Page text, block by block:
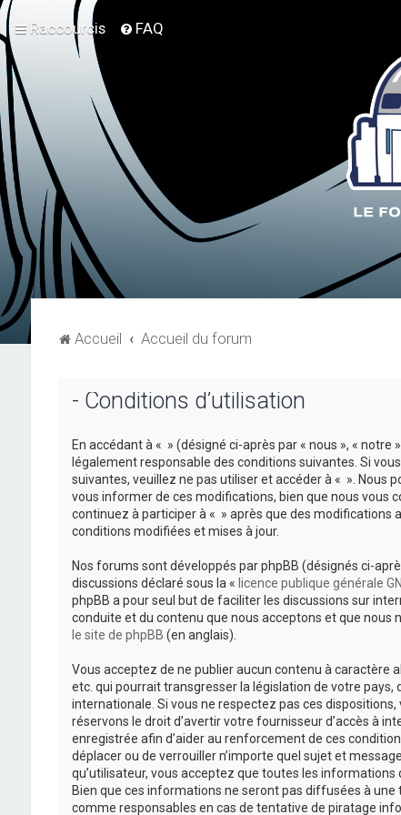
Raccourcis FAQ
Accueil Accueil du forum
- Conditions d’utilisation
En accédant à « » (désigné ci-après par « nous », «
légalement responsable des conditions suivantes. Si
suivantes, veuillez ne pas utiliser et accéder à « ». Nous
vous informer de ces modifications, bien que nous vous
continuez à participer à « » après que des
conditions modifiées et mises à jour.
Nos forums sont développés par phpBB (désignés ci-
discussions déclaré sous la « licence publique générale
phpBB a pour seul but de faciliter les discussions sur
conduite et du contenu que nous acceptons et que nous
le site de phpBB (en anglais).
Vous acceptez de ne publier aucun contenu à
etc. qui pourrait transgresser la législation de votre pays,
internationale. Si vous ne respectez pas ces
réservons le droit d’avertir votre fournisseur d’accès à
enregistrée afin d’aider au renforcement de ces
déplacer ou de verrouiller n’importe quel sujet et
qu’utilisateur, vous acceptez que toutes les
Bien que ces informations ne seront pas diffusées à
comme responsables en cas de tentative de piratage